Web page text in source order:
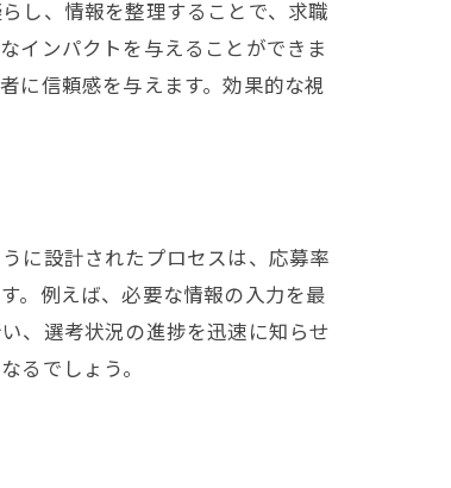
し、情報を整理することで、求職
インパクトを与えることができま
に信頼感を与えます。効果的な視
に設計されたプロセスは、応募率
。例えば、必要な情報の入力を最
、選考状況の進捗を迅速に知らせ
るでしょう。